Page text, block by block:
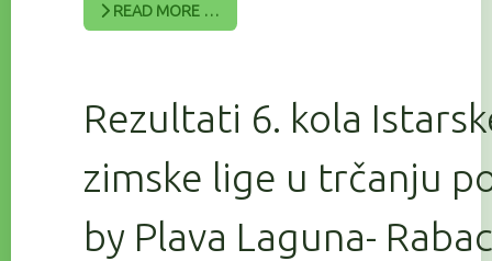
READ MORE …
Rezultati 6. kola
zimske lige u trčanju
by Plava Laguna- Rabac